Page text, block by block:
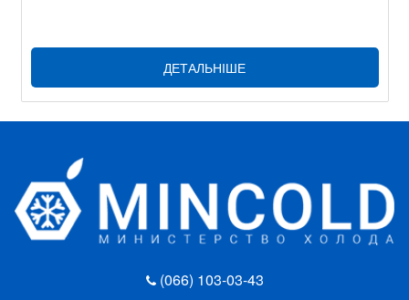
ДЕТАЛЬНІШЕ
(066) 103-03-43